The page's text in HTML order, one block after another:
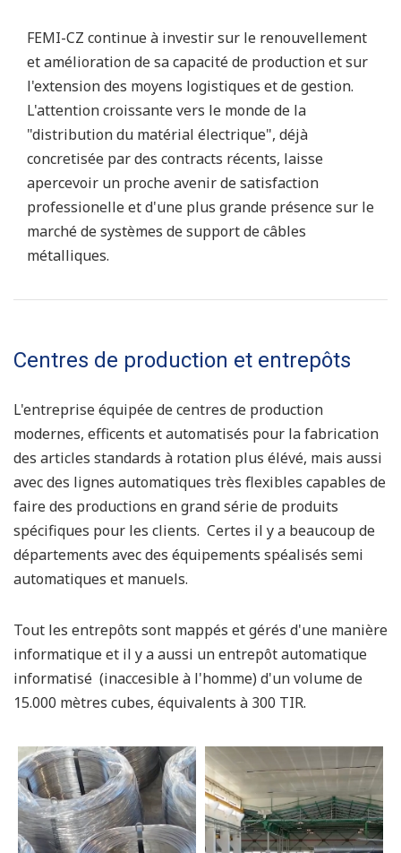
FEMI-CZ continue à investir sur le renouvellement
et amélioration de sa capacité de production et sur
l'extension des moyens logistiques et de gestion.
L'attention croissante vers le monde de la
"distribution du matérial électrique", déjà
concretisée par des contracts récents, laisse
apercevoir un proche avenir de satisfaction
professionelle et d'une plus grande présence sur le
marché de systèmes de support de câbles
métalliques.
Centres de production et entrepôts
L'entreprise équipée de centres de production
modernes, efficents et automatisés pour la fabrication
des articles standards à rotation plus élévé, mais aussi
avec des lignes automatiques très flexibles capables de
faire des productions en grand série de produits
spécifiques pour les clients. Certes il y a beaucoup de
départements avec des équipements spéalisés semi
automatiques et manuels.
Tout les entrepôts sont mappés et gérés d'une manière
informatique et il y a aussi un entrepôt automatique
informatisé (inaccesible à l'homme) d'un volume de
15.000 mètres cubes, équivalents à 300 TIR.